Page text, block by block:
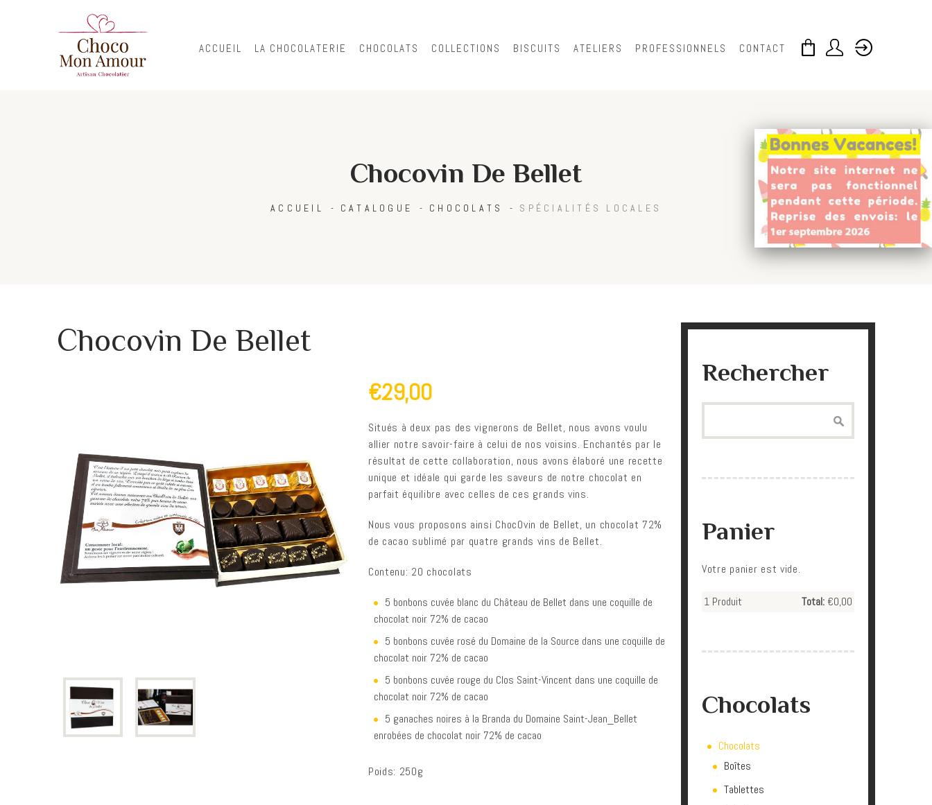
content
ACCUEIL LA CHOCOLATERIE CHOCOLATS COLLECTIONS BISCUITS ATELIERS PROFESSIONNELS CONTACT
Chocovin De Bellet
ACCUEIL CATALOGUE CHOCOLATS SPÉCIALITÉS LOCALES
Chocovin De Bellet
€29,00
Situés à deux pas des vignerons de Bellet, nous avons voulu
allier notre savoir-faire à celui de nos voisins. Enchantés par le
résultat de cette collaboration, nous avons élaboré une recette
unique et idéale qui garde les saveurs de notre chocolat en
parfait équilibre avec celles de ces grands vins.
Nous vous proposons ainsi ChocOvin de Bellet, un chocolat 72%
de cacao sublimé par quatre grands vins de Bellet.
Contenu: 20 chocolats
5 bonbons cuvée blanc du Château de Bellet dans une coquille de
chocolat noir 72% de cacao
5 bonbons cuvée rosé du Domaine de la Source dans une coquille de
chocolat noir 72% de cacao
5 bonbons cuvée rouge du Clos Saint-Vincent dans une coquille de
chocolat noir 72% de cacao
5 ganaches noires à la Branda du Domaine Saint-Jean_Bellet
enrobées de chocolat noir 72% de cacao
Poids: 250g
Rechercher
Panier
Votre panier est vide.
1 Produit Total: €0,00
Chocolats
Chocolats
Boîtes
Tablettes